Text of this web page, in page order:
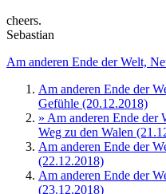
cheers.
Sebastian
Am anderen Ende der Welt,
Am anderen Ende der
Gefühle (20.12.2018)
» Am anderen Ende der
Weg zu den Walen
Am anderen Ende der
(22.12.2018)
Am anderen Ende der
(23.12.2018)